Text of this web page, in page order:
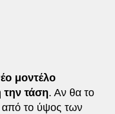
μοντέλο
την τάση. Αν θα το
από το ύψος των